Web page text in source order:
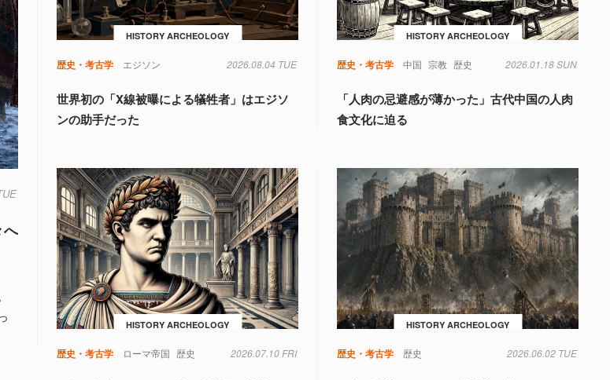
へ
HISTORY ARCHEOLOGY
歴史・考古学 エジソン 2026.08.04 TUE
世界初の「X線被曝による犠牲者」はエジソ
ンの助手だった
HISTORY ARCHEOLOGY
歴史・考古学 中国 宗教 歴史 2026.01.18 SUN
「人肉の忌避感が薄かった」古代中国の人肉
食文化に迫る
HISTORY ARCHEOLOGY
歴史・考古学 ローマ帝国 歴史 2026.07.10 FRI
HISTORY ARCHEOLOGY
歴史・考古学 歴史 2026.06.02 TUE